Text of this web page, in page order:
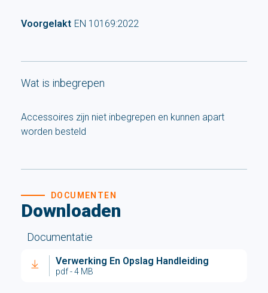
Voorgelakt EN 10169:2022
Wat is inbegrepen
Accessoires zijn niet inbegrepen en kunnen apart
worden besteld
Downloaden
DOCUMENTEN
Documentatie
Verwerking En Opslag Handleiding
pdf - 4 MB